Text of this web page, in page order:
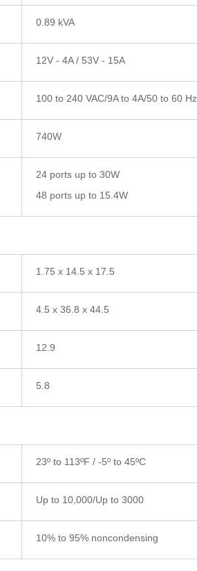
0.89 kVA
12V - 4A / 53V - 15A
100 to 240 VAC/9A to 4A/50 to 60 Hz
740W
24 ports up to 30W
48 ports up to 15.4W
1.75 x 14.5 x 17.5
4.5 x 36.8 x 44.5
12.9
5.8
23º to 113ºF / -5º to 45ºC
Up to 10,000/Up to 3000
10% to 95% noncondensing